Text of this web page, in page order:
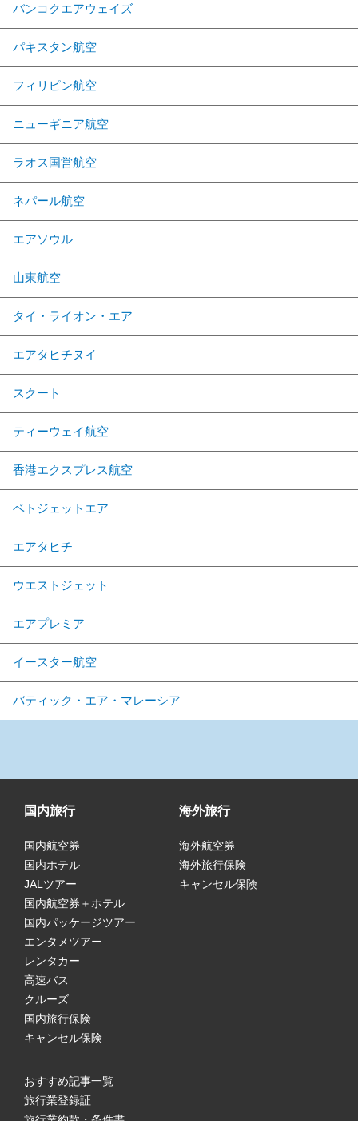
バンコクエアウェイズ
パキスタン航空
フィリピン航空
ニューギニア航空
ラオス国営航空
ネパール航空
エアソウル
山東航空
タイ・ライオン・エア
エアタヒチヌイ
スクート
ティーウェイ航空
香港エクスプレス航空
ベトジェットエア
エアタヒチ
ウエストジェット
エアプレミア
イースター航空
バティック・エア・マレーシア
国内旅行
国内航空券
国内ホテル
JALツアー
国内航空券＋ホテル
国内パッケージツアー
エンタメツアー
レンタカー
高速バス
クルーズ
国内旅行保険
キャンセル保険
海外旅行
海外航空券
海外旅行保険
キャンセル保険
おすすめ記事一覧
旅行業登録証